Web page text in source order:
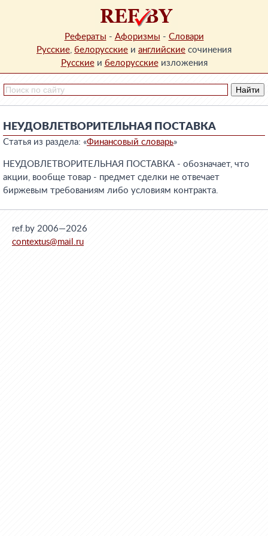
Рефераты - Афоризмы - Словари
Русские, белорусские и английские сочинения
Русскиеи белорусскиеизложения
НЕУДОВЛЕТВОРИТЕЛЬНАЯ ПОСТАВКА
Статья из раздела: «Финансовый словарь»
НЕУДОВЛЕТВОРИТЕЛЬНАЯ ПОСТАВКА - обозначает, что
акции, вообще товар - предмет сделки не отвечает
биржевым требованиям либо условиям контракта.
ref.by 2006—2026
contextus@mail.ru